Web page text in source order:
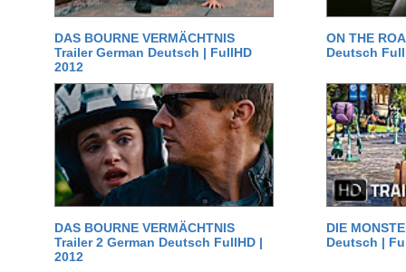
DAS BOURNE VERMÄCHTNIS
Trailer German Deutsch | FullHD
2012
ON THE
Deutsch
DAS BOURNE VERMÄCHTNIS
Trailer 2 German Deutsch FullHD |
2012
DIE
Deutsch |